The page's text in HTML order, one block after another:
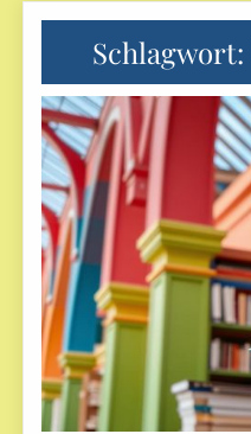
Schlagwort: